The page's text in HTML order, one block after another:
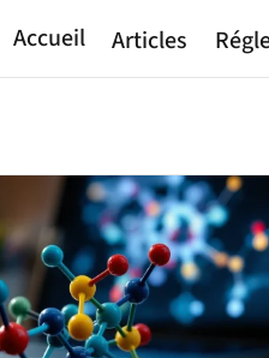
Accueil Articles